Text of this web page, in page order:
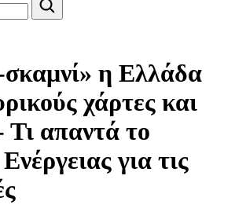
η Ελλάδα
χάρτες και
απαντά το
για τις